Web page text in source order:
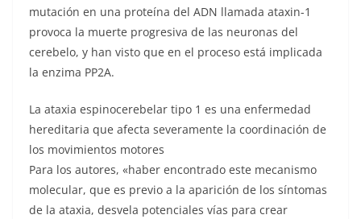
mutación en una proteína del ADN llamada ataxin-1
provoca la muerte progresiva de las neuronas del
cerebelo, y han visto que en el proceso está implicada
la enzima PP2A.
La ataxia espinocerebelar tipo 1 es una enfermedad
hereditaria que afecta severamente la coordinación de
los movimientos motores
Para los autores, «haber encontrado este mecanismo
molecular, que es previo a la aparición de los síntomas
de la ataxia, desvela potenciales vías para crear